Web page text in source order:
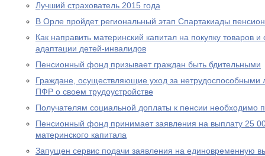
Лучший страхователь 2015 года
В Орле пройдет региональный этап Спартакиады
Как направить материнский капитал на покупку товаров
адаптации детей-инвалидов
Пенсионный фонд призывает граждан быть бдительными
Граждане, осуществляющие уход за
ПФР о своем трудоустройстве
Получателям социальной доплаты к пенсии необходимо
Пенсионный фонд принимает заявления на выплату 25
материнского капитала
Запущен сервис подачи заявления на единовременную